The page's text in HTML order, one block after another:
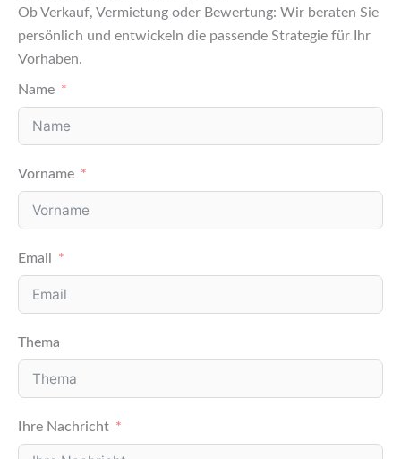
Ob Verkauf, Vermietung oder Bewertung: Wir beraten Sie
persönlich und entwickeln die passende Strategie für Ihr
Vorhaben.
Name
Vorname
Email
Thema
Ihre Nachricht